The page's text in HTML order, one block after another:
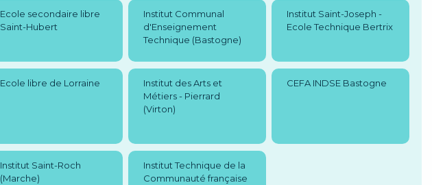
Ecole secondaire libre
Saint-Hubert
Institut Communal
d'Enseignement
Technique (Bastogne)
Institut Saint-Joseph -
Ecole Technique Bertrix
Ecole libre de Lorraine
Institut des Arts et
Métiers - Pierrard
(Virton)
CEFA INDSE Bastogne
Institut Saint-Roch
(Marche)
Institut Technique de la
Communauté française